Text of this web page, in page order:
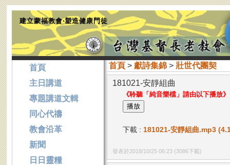
建立蒙福教會‧塑造健康門徒
首頁> 獻詩集錦> 壯世代團契
181021-安靜組曲
《聆聽「純音樂檔」請由以下播放》
下載 : 181021-安靜組曲.mp3
發表於2018/10/25 06:23 (3086下載)
首頁
主日講道
專題講道文輯
同心代禱
教會沿革
新聞
日日靈糧